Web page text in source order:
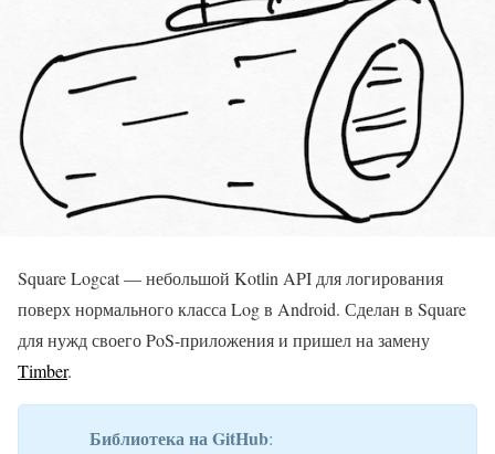
Square Logcat — небольшой Kotlin API для логирования
поверх нормального класса Log в Android. Сделан в Square
для нужд своего PoS-приложения и пришел на замену
Timber.
Библиотека на GitHub: